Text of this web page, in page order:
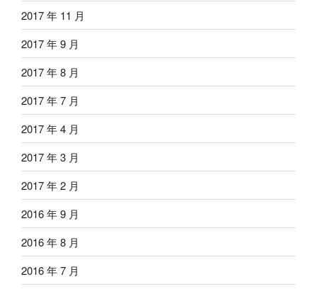
2017 年 11 月
2017 年 9 月
2017 年 8 月
2017 年 7 月
2017 年 4 月
2017 年 3 月
2017 年 2 月
2016 年 9 月
2016 年 8 月
2016 年 7 月